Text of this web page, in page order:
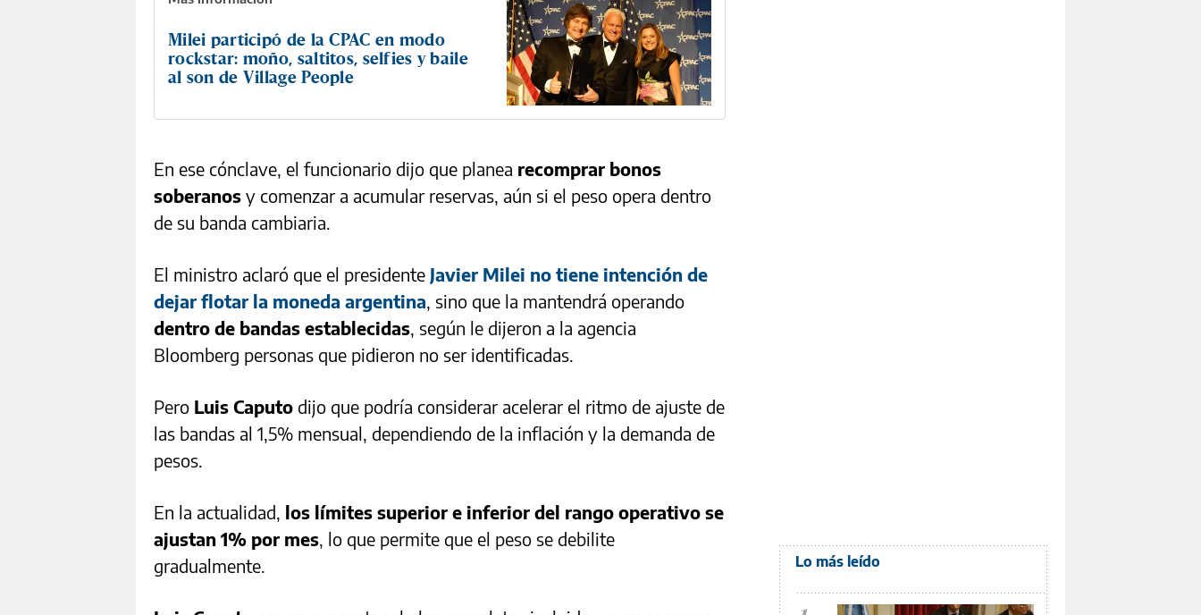
Milei participó de la CPAC en modo
rockstar: moño, saltitos, selfies y baile
al son de Village People
En ese cónclave, el funcionario dijo que planea recomprar bonos
soberanos y comenzar a acumular reservas, aún si el peso opera dentro
de su banda cambiaria.
El ministro aclaró que el presidente Javier Milei no tiene intención de
dejar flotar la moneda argentina, sino que la mantendrá operando
dentro de bandas establecidas, según le dijeron a la agencia
Bloomberg personas que pidieron no ser identificadas.
Pero Luis Caputo dijo que podría considerar acelerar el ritmo de ajuste de
las bandas al 1,5% mensual, dependiendo de la inflación y la demanda de
pesos.
En la actualidad, los límites superior e inferior del rango operativo se
ajustan 1% por mes, lo que permite que el peso se debilite
gradualmente.
Lo más leído